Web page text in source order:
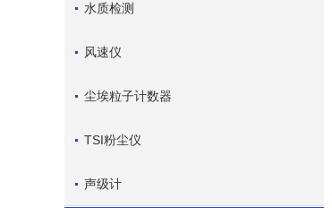
水质检测
风速仪
尘埃粒子计数器
TSI粉尘仪
声级计